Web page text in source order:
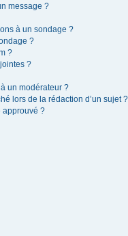
message ?
à un sondage ?
?
?
?
un modérateur ?
lors de la rédaction d’un sujet ?
approuvé ?